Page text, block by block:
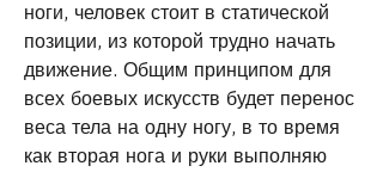
ноги, человек стоит в статической
позиции, из которой трудно начать
движение. Общим принципом для
всех боевых искусств будет перенос
веса тела на одну ногу, в то время
как вторая нога и руки выполняю